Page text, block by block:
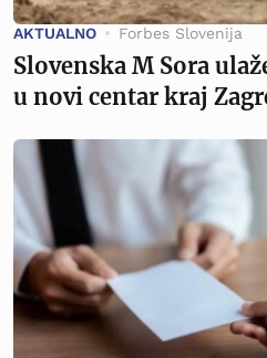
AKTUALNO Forbes Slovenija
Slovenska M Sora
u novi centar kraj